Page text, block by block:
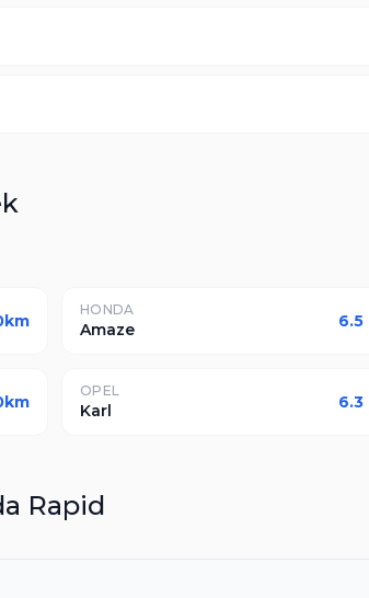
HONDA
Amaze 6.5
OPEL
Karl 6.3
Rapid